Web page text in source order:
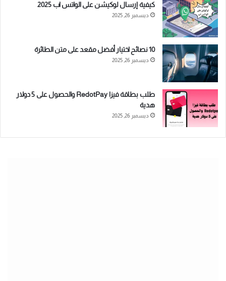
كيفية إرسال لوكيشن على الواتس اب 2025
ديسمبر 26, 2025
10 نصائح اختيار أفضل مقعد على متن الطائرة
ديسمبر 26, 2025
طلب بطاقة فيزا RedotPay والحصول على 5 دولار
هدية
ديسمبر 26, 2025